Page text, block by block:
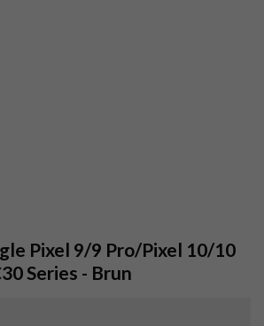
Pixel 9/9 Pro/Pixel 10/10
Series - Brun